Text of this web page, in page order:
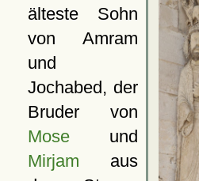
älteste Sohn
von Amram
und
Jochabed, der
Bruder von
Moseund
Mirjam aus